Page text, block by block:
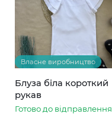
Власне виробництво
Блуза біла короткий
рукав
Готово до відправлення